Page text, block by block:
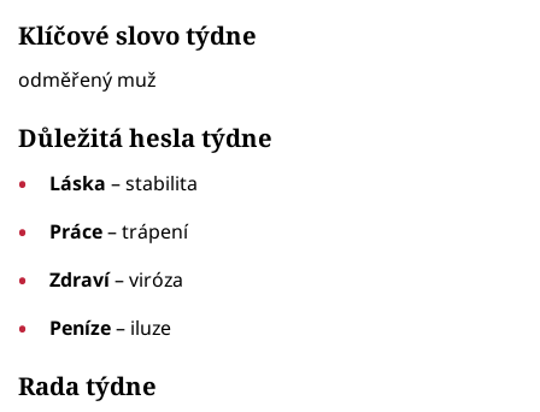
Klíčové slovo týdne
odměřený muž
Důležitá hesla týdne
Láska – stabilita
Práce– trápení
Zdraví– viróza
Peníze– iluze
Rada týdne